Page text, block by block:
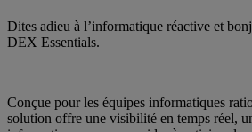
Dites adieu à l’informatique réactive et
DEX Essentials.
Conçue pour les équipes informatiques
solution offre une visibilité en temps réel,